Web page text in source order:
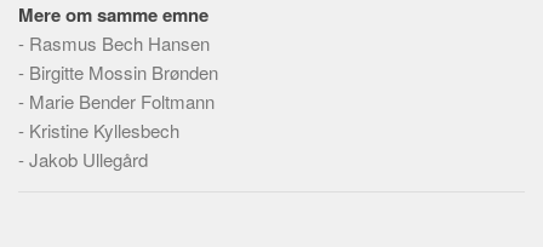
Mere om samme emne
- Rasmus Bech Hansen
- Birgitte Mossin Brønden
- Marie Bender Foltmann
- Kristine Kyllesbech
-Jakob Ullegård